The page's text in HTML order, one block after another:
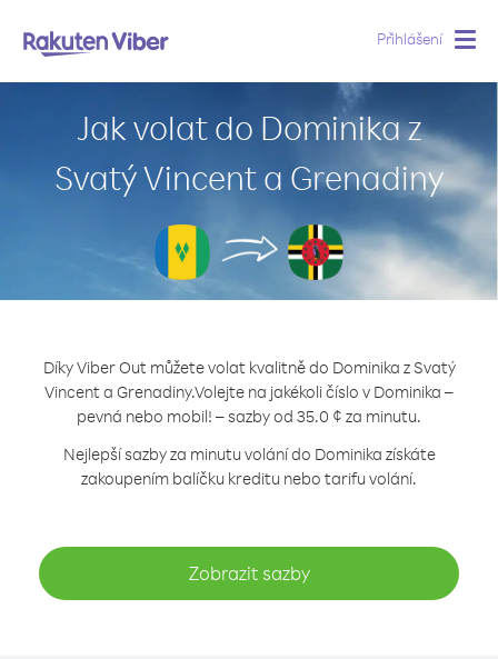
Přihlášení
Jak volat do Dominika z
Svatý Vincent a Grenadiny
Díky Viber Out můžete volat kvalitně do Dominika z Svatý
Vincent a Grenadiny.Volejte na jakékoli číslo v Dominika –
pevná nebo mobil! – sazby od 35.0 ¢ za minutu.
Nejlepší sazby za minutu volání do Dominika získáte
zakoupením balíčku kreditu nebo tarifu volání.
Zobrazit sazby